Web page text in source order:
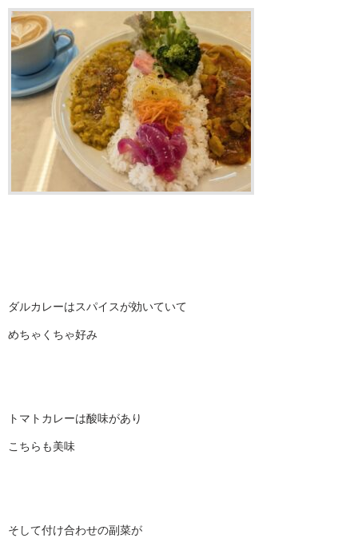
ダルカレーはスパイスが効いていて
めちゃくちゃ好み
トマトカレーは酸味があり
こちらも美味
そして付け合わせの副菜が